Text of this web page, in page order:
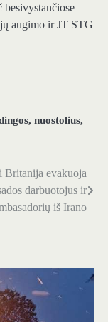
besivystančiose
augimo ir JT STG
, nuostolius,
Britanija evakuoja
​​darbuotojus ir
iš Irano